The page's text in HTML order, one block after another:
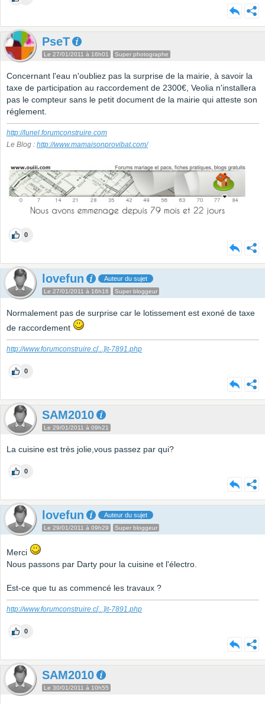
PseT
Le 27/01/2011 à 16h01 Super photographe
Concernant l'eau n'oubliez pas la surprise de la mairie, à savoir la
taxe de participation au raccordement de 2300€, Veolia n'installera
pas le compteur sans le petit document de la mairie qui atteste son
réglement.
http://lunel.forumconstruire.com
Le Blog : http://www.mamaisonprovibat.com/
0
lovefun Auteur du sujet
Le 27/01/2011 à 16h16 Super bloggeur
Normalement pas de surprise car le lotissement est exoné de taxe
de raccordement
http://www.forumconstruire.c[...]it-7891.php
0
SAM2010
Le 29/01/2011 à 09h21
La cuisine est très jolie,vous passez par qui?
0
lovefun Auteur du sujet
Le 29/01/2011 à 09h29 Super bloggeur
Merci
Nous passons par Darty pour la cuisine et l'électro.
Est-ce que tu as commencé les travaux ?
http://www.forumconstruire.c[...]it-7891.php
0
SAM2010
Le 30/01/2011 à 10h55